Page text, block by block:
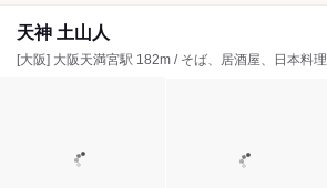
天神 土山人
[大阪] 大阪天満宮駅 182m / そば、居酒屋、日本料理